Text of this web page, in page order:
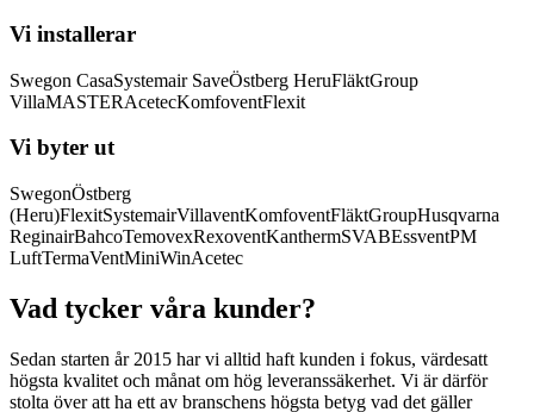
Vi installerar
Swegon CasaSystemair SaveÖstberg HeruFläktGroup
VillaMASTERAcetecKomfoventFlexit
Vi byter ut
SwegonÖstberg
(Heru)FlexitSystemairVillaventKomfoventFläktGroupHusqvarna
ReginairBahcoTemovexRexoventKanthermSVABEssventPM
LuftTermaVentMiniWinAcetec
Vad tycker våra kunder?
Sedan starten år 2015 har vi alltid haft kunden i fokus, värdesatt
högsta kvalitet och månat om hög leveranssäkerhet. Vi är därför
stolta över att ha ett av branschens högsta betyg vad det gäller